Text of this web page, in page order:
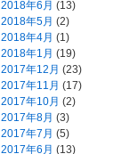
2018年6月 (13)
2018年5月 (2)
2018年4月 (1)
2018年1月 (19)
2017年12月 (23)
2017年11月 (17)
2017年10月 (2)
2017年8月 (3)
2017年7月 (5)
2017年6月 (13)